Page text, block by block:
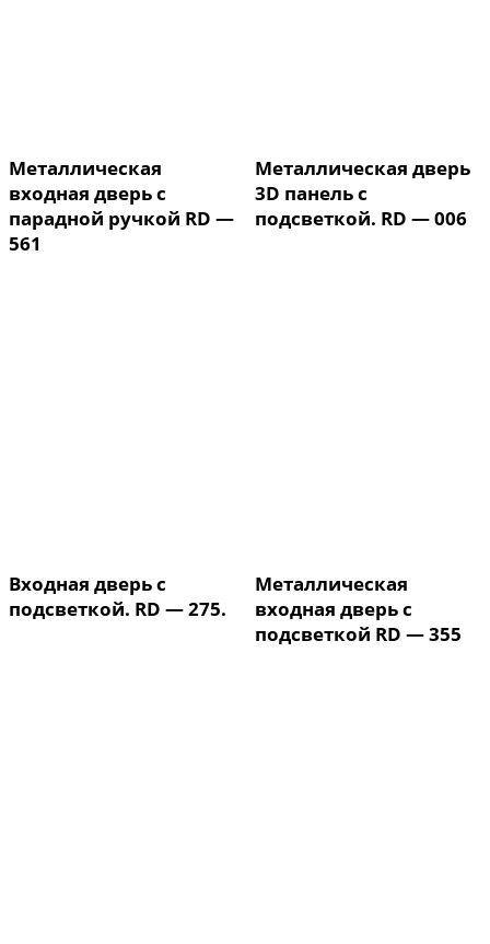
Металлическая
входная дверь с
парадной ручкой RD —
561
Металлическая дверь
3D панель с
подсветкой. RD — 006
Входная дверь с
подсветкой. RD — 275.
Металлическая
входная дверь с
подсветкой RD — 355